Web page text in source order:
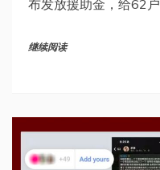
布发放援助金，给62户
继续阅读